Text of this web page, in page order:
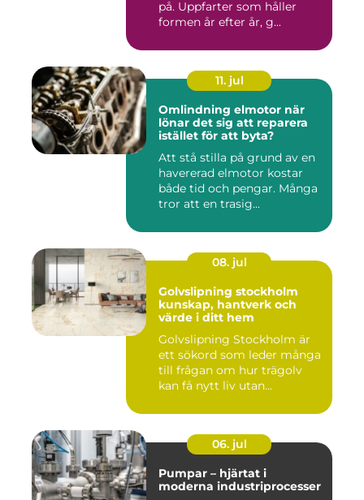
på. Uppfarter som håller
formen år efter år, g...
11. jul
Omlindning elmotor när
lönar det sig att reparera
istället för att byta?
Att stå stilla på grund av en
havererad elmotor kostar
både tid och pengar. Många
tror att en trasig...
08. jul
Golvslipning stockholm
kunskap, hantverk och
värde i ditt hem
Golvslipning Stockholm är
ett sökord som leder många
till frågan om hur trägolv
kan få nytt liv utan...
06. jul
Pumpar – hjärtat i
moderna industriprocesser